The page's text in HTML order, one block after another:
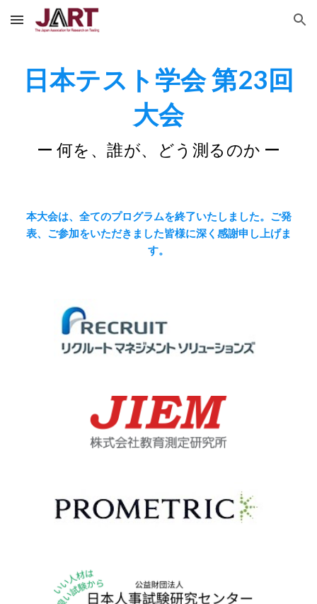
Skip to main content Skip to navigation
日本テスト学会 第23回
大会
ー 何を、誰が、どう測るのか ー
本大会は、全てのプログラムを終了いたしました。ご発
表、ご参加をいただきました皆様に深く感謝申し上げま
す。